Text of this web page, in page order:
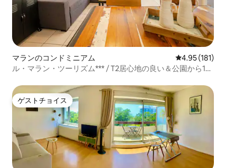
マランのコンドミニアム レビュー181
4.95 (181)
ル・マラン・ツーリズム*** / T2居心地の良い＆公園から1時
ゲストチョイス
ゲストチョイス